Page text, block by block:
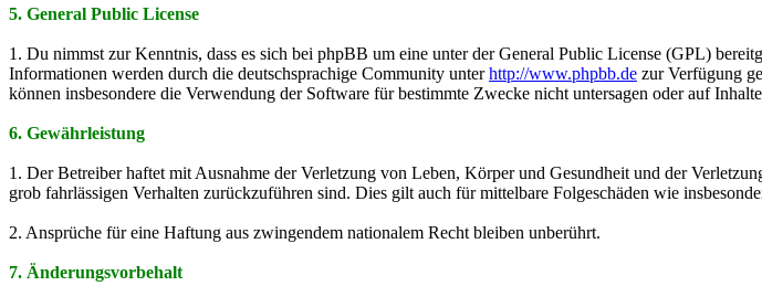
5. General Public License
1. Du nimmst zur Kenntnis, dass es sich bei phpBB um eine unter der General Public License (GPL)
Informationen werden durch die deutschsprachige Community unterhttp://www.phpbb.de zur Verfügung
können insbesondere die Verwendung der Software für bestimmte Zwecke nicht untersagen oder auf
6. Gewährleistung
1. Der Betreiber haftet mit Ausnahme der Verletzung von Leben, Körper und Gesundheit und der
grob fahrlässigen Verhalten zurückzuführen sind. Dies gilt auch für mittelbare Folgeschäden wie
2. Ansprüche für eine Haftung aus zwingendem nationalem Recht bleiben unberührt.
7. Änderungsvorbehalt